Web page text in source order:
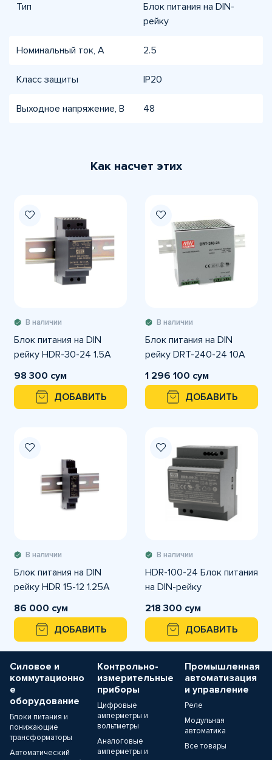
Тип
Блок питания на DIN-
рейку
Номинальный ток, А 2.5
Класс защиты IP20
Выходное напряжение, В 48
Как насчет этих
В наличии
Блок питания на DIN
рейку HDR-30-24 1.5A
98 300 сум
ДОБАВИТЬ
В наличии
Блок питания на DIN
рейку DRT-240-24 10А
1 296 100 сум
ДОБАВИТЬ
В наличии
Блок питания на DIN
рейку HDR 15-12 1.25А
86 000 сум
ДОБАВИТЬ
В наличии
HDR-100-24 Блок питания
на DIN-рейку
218 300 сум
ДОБАВИТЬ
Силовое и
коммутационно
е
оборудование
Блоки питания и
понижающие
трансформаторы
Автоматический
Контрольно-
измерительные
приборы
Цифровые
амперметры и
вольтметры
Аналоговые
амперметры и
Промышленная
автоматизация
и управление
Реле
Модульная
автоматика
Все товары